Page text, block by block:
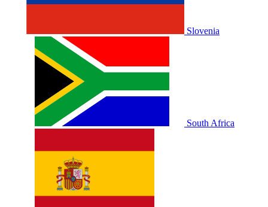
Slovenia
South Africa